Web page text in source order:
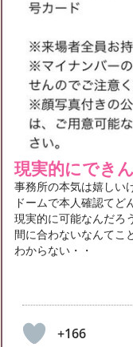
現実的にでき
事務所の本気は嬉しい
ドームで本人確認てど
現実的に可能なんだろ
間に合わないなんてこ
わからない・・
+166